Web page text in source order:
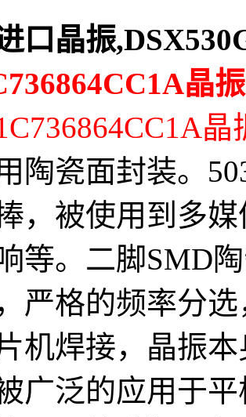
口晶振
晶振
晶
陶瓷面封装。
，被使用到多
等。二脚SMD
严格的频率分
机焊接，晶振
广泛的应用于